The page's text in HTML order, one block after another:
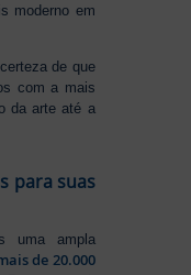
moderno em
de que
com a mais
da arte até a
para suas
uma ampla
de 20.000